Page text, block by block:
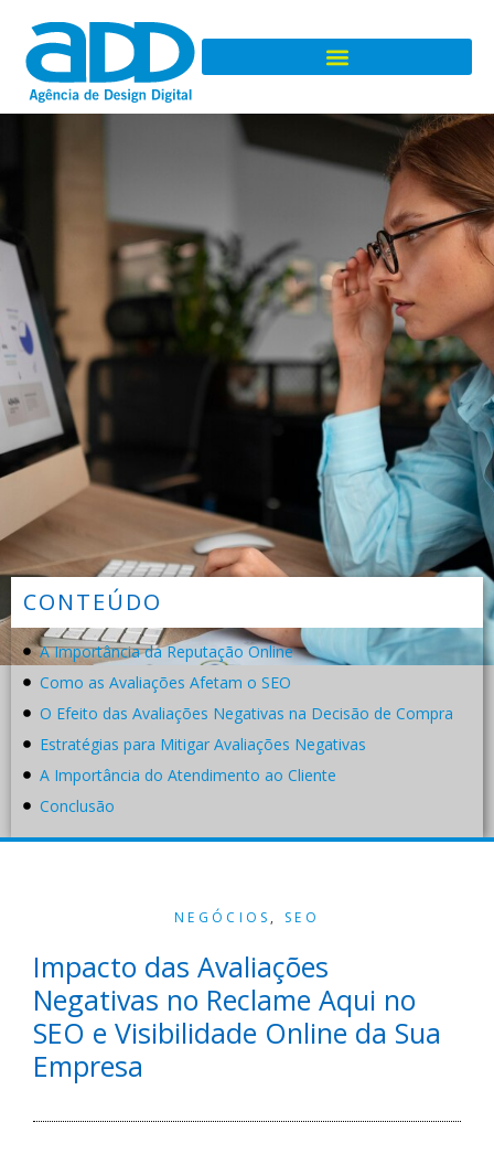
CONTEÚDO
A Importância da Reputação Online
Como as Avaliações Afetam o SEO
O Efeito das Avaliações Negativas na Decisão de Compra
Estratégias para Mitigar Avaliações Negativas
A Importância do Atendimento ao Cliente
Conclusão
NEGÓCIOS , SEO
Impacto das Avaliações
Negativas no Reclame Aqui no
SEO e Visibilidade Online da Sua
Empresa